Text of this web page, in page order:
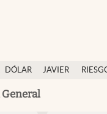
DÓLAR
JAVIER